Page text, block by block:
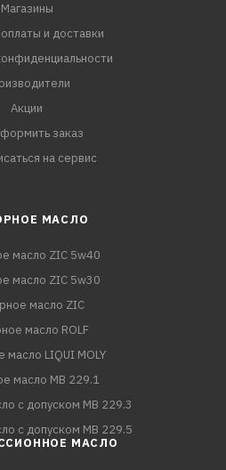
Магазины
и доставки
Акции
заказ
на сервис
МАСЛО
масло ZIC 5w40
масло ZIC 5w30
масло ZIC
масло ROLF
масло LIQUI MOLY
масло MB 229.1
с допуском MB 229.3
с допуском MB 229.5
МАСЛО